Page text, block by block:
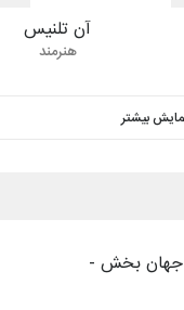
آن تلنیس
هنرمند
بیشتر
جهان بخش -